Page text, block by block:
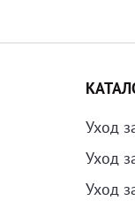
Уход
Уход
Уход